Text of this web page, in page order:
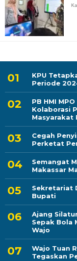
KPU
Periode
PB HMI
Kolaborasi
Masyarakat
Cegah
Perketat
Semangat
Makassar
Sekretariat
Bupati
Ajang
Sepak Bola
Wajo
Wajo Tuan
Tegaskan